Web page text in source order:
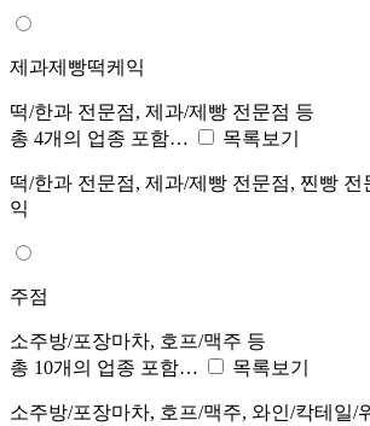
제과제빵떡케익
떡/한과 전문점, 제과/제빵 전문점 등
총 4개의 업종 포함…
목록보기
떡/한과 전문점, 제과/제빵 전문점, 찐빵 전
익
주점
소주방/포장마차, 호프/맥주 등
총 10개의 업종 포함…
목록보기
소주방/포장마차, 호프/맥주, 와인/칵테일/